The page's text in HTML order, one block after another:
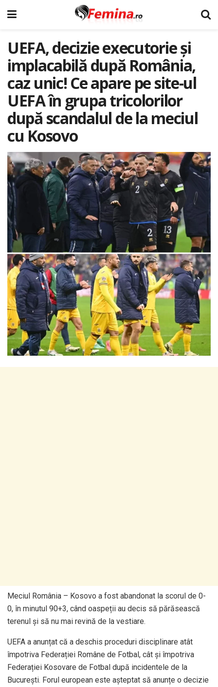
UEFA, decizie executorie şi
implacabilă după România,
caz unic! Ce apare pe site-ul
UEFA în grupa tricolorilor
după scandalul de la meciul
cu Kosovo
Meciul România – Kosovo a fost abandonat la scorul de 0-
0, în minutul 90+3, când oaspeții au decis să părăsească
terenul și să nu mai revină de la vestiare.
UEFA a anunțat că a deschis proceduri disciplinare atât
împotriva Federației Române de Fotbal, cât și împotriva
Federației Kosovare de Fotbal după incidentele de la
București. Forul european este așteptat să anunțe o decizie